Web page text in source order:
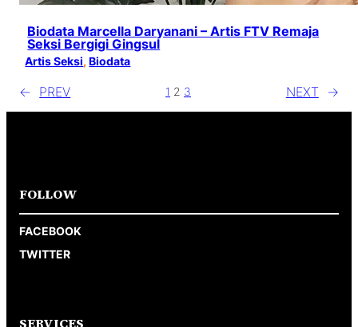
Biodata Marcella Daryanani – Artis FTV Remaja
Seksi Bergigi Gingsul
Artis Seksi, Biodata
← PREV 1 2 3 NEXT →
FOLLOW
FACEBOOK
TWITTER
SERVICES